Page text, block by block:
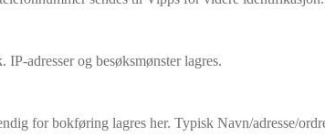
adresser og besøksmønster lagres.
for bokføring lagres her. Typisk Navn/adresse/